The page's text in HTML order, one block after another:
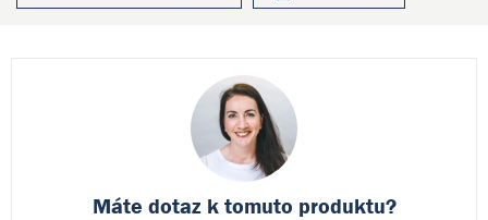
Máte dotaz k tomuto produktu?